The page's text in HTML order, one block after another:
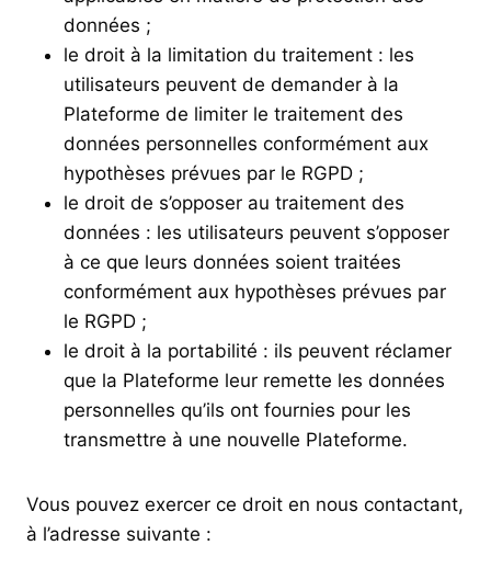
données ;
le droit à la limitation du traitement : les
utilisateurs peuvent de demander à la
Plateforme de limiter le traitement des
données personnelles conformément aux
hypothèses prévues par le RGPD ;
le droit de s’opposer au traitement des
données : les utilisateurs peuvent s’opposer
à ce que leurs données soient traitées
conformément aux hypothèses prévues par
le RGPD ;
le droit à la portabilité : ils peuvent réclamer
que la Plateforme leur remette les données
personnelles qu’ils ont fournies pour les
transmettre à une nouvelle Plateforme.
Vous pouvez exercer ce droit en nous contactant,
à l’adresse suivante :